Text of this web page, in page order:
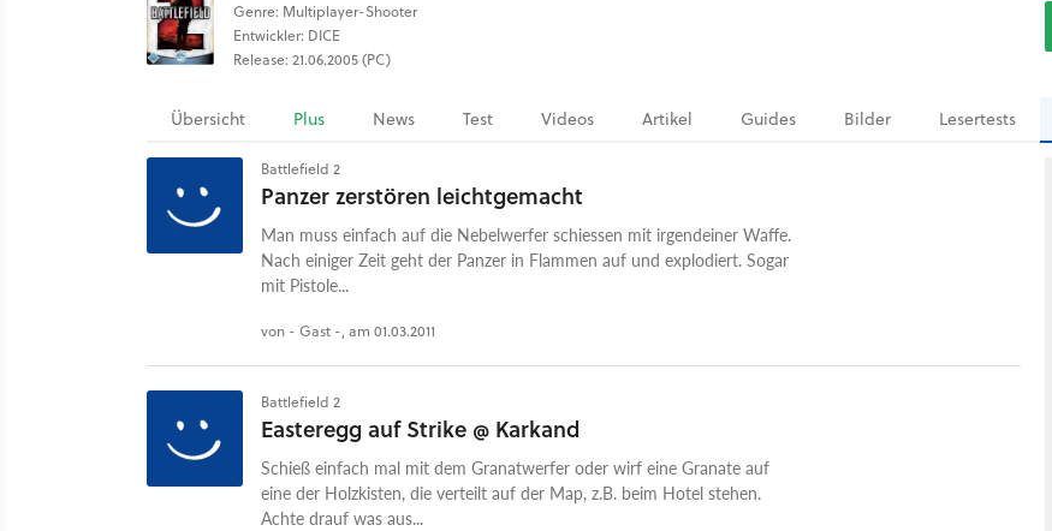
Genre: Multiplayer-Shooter
Entwickler: DICE
Release: 21.06.2005 (PC)
Übersicht Plus News Test Videos Artikel Guides Bilder Lesertests
Battlefield 2
Panzer zerstören leichtgemacht
Man muss einfach auf die Nebelwerfer schiessen mit irgendeiner Waffe.
Nach einiger Zeit geht der Panzer in Flammen auf und explodiert. Sogar
mit Pistole...
von - Gast -, am 01.03.2011
Battlefield 2
Easteregg auf Strike @ Karkand
Schieß einfach mal mit dem Granatwerfer oder wirf eine Granate auf
eine der Holzkisten, die verteilt auf der Map, z.B. beim Hotel stehen.
Achte drauf was aus...